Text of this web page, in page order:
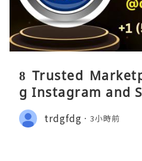
8 Trusted
g Instagram and
trdgfdg 3小時前